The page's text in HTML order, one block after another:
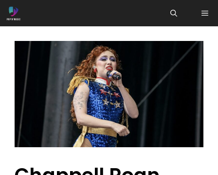
Aller
au